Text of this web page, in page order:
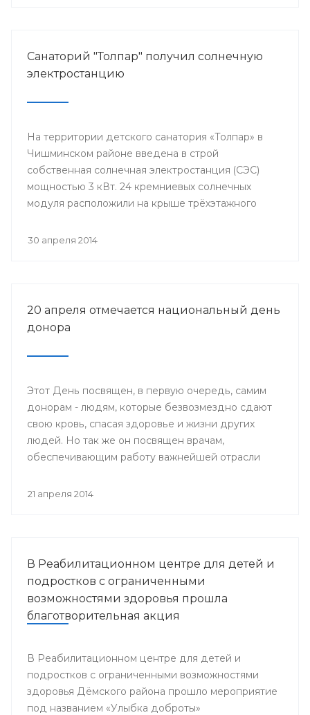
Санаторий "Толпар" получил солнечную
электростанцию
На территории детского санатория «Толпар» в
Чишминском районе введена в строй
собственная солнечная электростанция (СЭС)
мощностью 3 кВт. 24 кремниевых солнечных
модуля расположили на крыше трёхэтажного
30 апреля 2014
20 апреля отмечается национальный день
донора
Этот День посвящен, в первую очередь, самим
донорам - людям, которые безвозмездно сдают
свою кровь, спасая здоровье и жизни других
людей. Но так же он посвящен врачам,
обеспечивающим работу важнейшей отрасли
21 апреля 2014
В Реабилитационном центре для детей и
подростков с ограниченными
возможностями здоровья прошла
благотворительная акция
В Реабилитационном центре для детей и
подростков с ограниченными возможностями
здоровья Дёмского района прошло мероприятие
под названием «Улыбка доброты»